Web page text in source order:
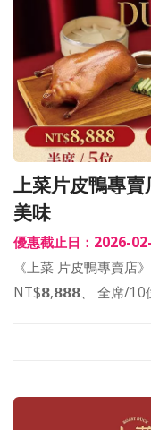
上菜片皮鴨專
美味
優惠截止日：2026-
《上菜 片皮鴨專賣店
NT$𝟴,𝟴𝟴𝟴、 全席/